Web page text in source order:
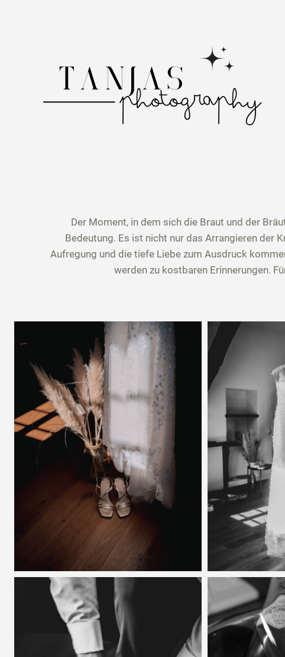
Der Moment, in dem sich die Braut und der
Bedeutung. Es ist nicht nur das Arrangieren der
Aufregung und die tiefe Liebe zum Ausdruck
werden zu kostbaren Erinnerungen.